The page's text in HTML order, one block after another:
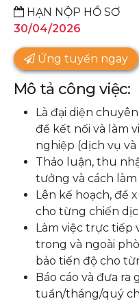
HẠN NỘP HỒ SƠ
30/04/2026
Ứng tuyển ngay
Mô tả công việc:
Là đại diện
để kết nối và làm
nghiệp (dịch vụ và
Thảo luận, thu
tưởng và cách
Lên kế hoạch, đề
cho từng chiến
Làm việc trực tiếp
trong và ngoài
bảo tiến độ cho
Báo cáo và đưa ra
tuần/tháng/quý